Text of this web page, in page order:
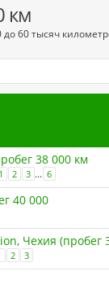
км
60 тысяч
38 000 км
1 2 3 ... 6
40 000
Чехия (пробег
2 3